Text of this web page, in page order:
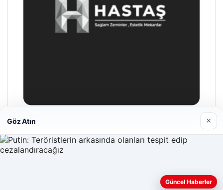
Hastaş Beton
26/05/2026
Göz Atın ×
Güncel Haberler